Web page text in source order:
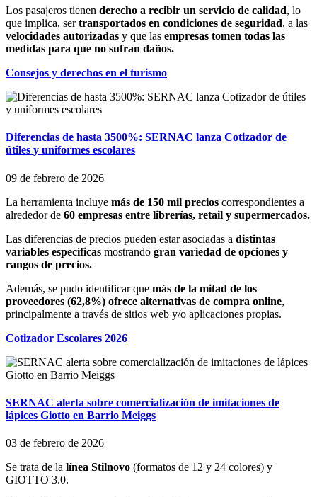
Los pasajeros tienen derecho a recibir un servicio de calidad, lo
que implica, sertransportados en condiciones de seguridad, a las
velocidades autorizadas y que las empresas tomen todas las
medidas para que no sufran daños.
Consejos y derechos en el turismo
Diferencias de hasta 3500%: SERNAC lanza Cotizador de
útiles y uniformes escolares
09 de febrero de 2026
La herramienta incluye más de 150 mil precios correspondientes a
alrededor de 60 empresas entre librerías, retail y supermercados.
Las diferencias de precios pueden estar asociadas a distintas
variables específicas mostrando gran variedad de opciones y
rangos de precios.
Además, se pudo identificar que más de la mitad de los
proveedores (62,8%) ofrece alternativas de compra online,
principalmente a través de sitios web y/o aplicaciones propias.
Cotizador Escolares 2026
SERNAC alerta sobre comercialización de imitaciones de
lápices Giotto en Barrio Meiggs
03 de febrero de 2026
Se trata de la línea Stilnovo (formatos de 12 y 24 colores) y
GIOTTO 3.0.